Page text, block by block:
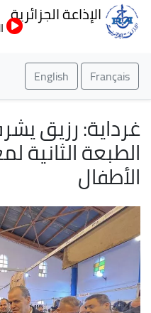
الإذاعة الجزائرية
Français
English
غرداية: رزيق
الطبعة الثانية
الأطفال